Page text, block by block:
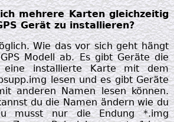
mehrere Karten gleichzeitig
Gerät zu installieren?
Wie das vor sich geht hängt
Modell ab. Es gibt Geräte die
eine installierte Karte mit dem
lesen und es gibt Geräte
anderen Namen lesen können.
du die Namen ändern wie du
musst nur die Endung *.img